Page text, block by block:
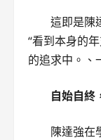
這即是陳
“看到本身的
的追求中。、
自始自終
陳達強在